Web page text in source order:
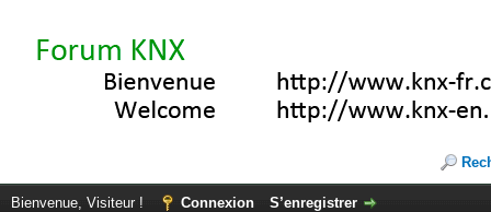
Bienvenue, Visiteur ! Connexion S’enregistrer